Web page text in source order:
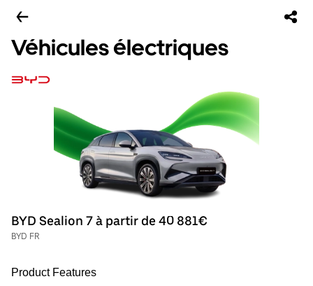
Véhicules électriques
BYD Sealion 7 à partir de 40 881€
BYD FR
Product Features